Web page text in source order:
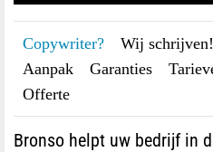
Copywriter? Wij schrijven!
Aanpak
Garanties
Offerte
Bronso helpt uw bedrijf in